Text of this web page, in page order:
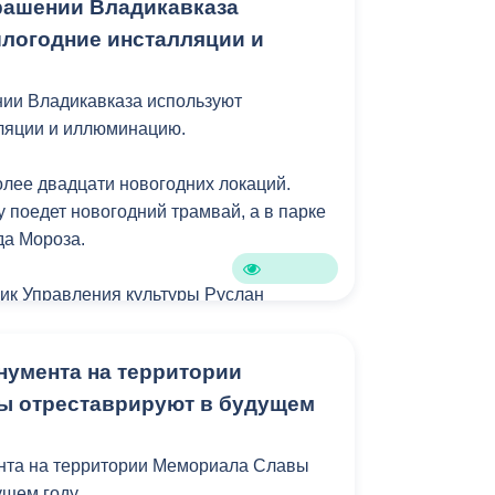
комфортная и
на улицах, экология. Высокая оценка
образовательным
Владикавказа
инсталляции и
Владикавказа используют
и иллюминацию.
двадцати новогодних локаций.
поедет новогодний трамвай, а в парке
Мороза.
Управления культуры Руслан
декораций.
изменения в конструкциях,
ремонт. Из новых локаций, в
рядом с филармонией, появится
на территории
отреставрируют в будущем
на территории Мемориала Славы